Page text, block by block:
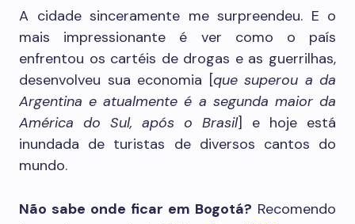
A cidade sinceramente me surpreendeu. E o
mais impressionante é ver como o país
enfrentou os cartéis de drogas e as guerrilhas,
desenvolveu sua economia [que superou a da
Argentina e atualmente é a segunda maior da
América do Sul, após o Brasil] e hoje está
inundada de turistas de diversos cantos do
mundo.
Não sabe onde ficar em Bogotá? Recomendo